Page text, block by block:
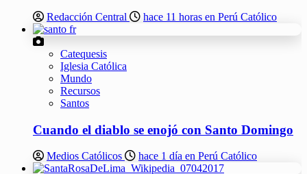
Redacción Central hace 11 horas en Perú Católico
Catequesis
Iglesia Católica
Mundo
Recursos
Santos
Cuando el diablo se enojó con Santo Domingo
Medios Católicos hace 1 día en Perú Católico